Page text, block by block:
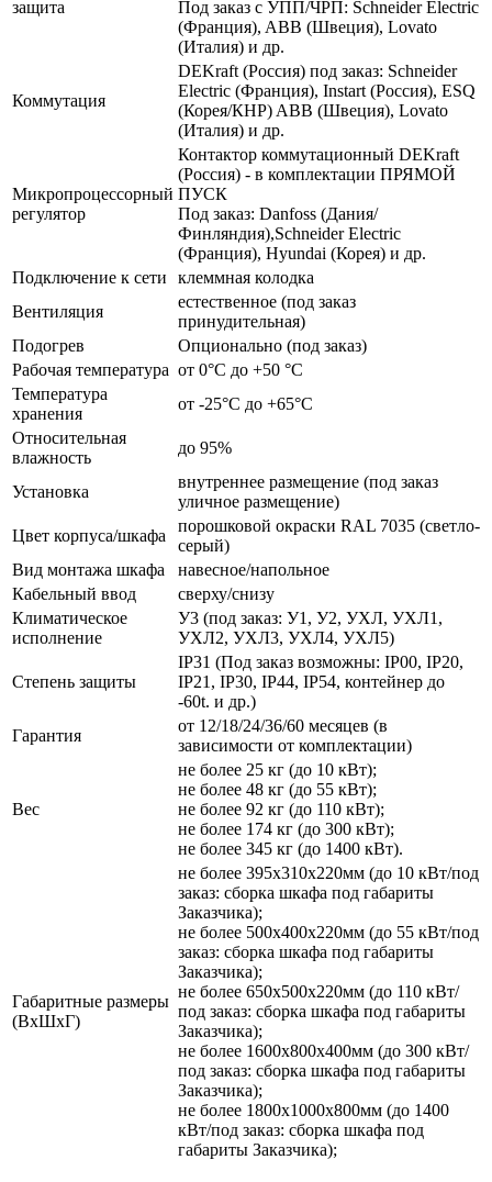
защита
Под заказ с УПП/ЧРП: Schneider Electric
(Франция), ABB (Швеция), Lovato
(Италия) и др.
Коммутация
DEKraft (Россия) под заказ: Schneider
Electric (Франция), Instart (Россия), ESQ
(Корея/КНР) ABB (Швеция), Lovato
(Италия) и др.
Микропроцессорный
регулятор
Контактор коммутационный DEKraft
(Россия) - в комплектации ПРЯМОЙ
ПУСК
Под заказ: Danfoss (Дания/
Финляндия),Schneider Electric
(Франция), Hyundai (Корея) и др.
Подключение к сети
клеммная колодка
Вентиляция
естественное (под заказ
принудительная)
Подогрев
Опционально (под заказ)
Рабочая температура от 0°C до +50 °C
Температура
хранения
от -25°C до +65°C
Относительная
влажность
до 95%
Установка
внутреннее размещение (под заказ
уличное размещение)
Цвет корпуса/шкафа
порошковой окраски RAL 7035 (светло-
серый)
Вид монтажа шкафа
навесное/напольное
Кабельный ввод
сверху/снизу
Климатическое
исполнение
У3 (под заказ: У1, У2, УХЛ, УХЛ1,
УХЛ2, УХЛ3, УХЛ4, УХЛ5)
Степень защиты
IP31 (Под заказ возможны: IP00, IP20,
IP21, IP30, IP44, IP54, контейнер до
-60t. и др.)
Гарантия
от 12/18/24/36/60 месяцев (в
зависимости от комплектации)
Вес
не более 25 кг (до 10 кВт);
не более 48 кг (до 55 кВт);
не более 92 кг (до 110 кВт);
не более 174 кг (до 300 кВт);
не более 345 кг (до 1400 кВт).
Габаритные размеры
(ВхШхГ)
не более 395х310х220мм (до 10 кВт/под
заказ: сборка шкафа под габариты
Заказчика);
не более 500х400х220мм (до 55 кВт/под
заказ: сборка шкафа под габариты
Заказчика);
не более 650х500х220мм (до 110 кВт/
под заказ: сборка шкафа под габариты
Заказчика);
не более 1600х800х400мм (до 300 кВт/
под заказ: сборка шкафа под габариты
Заказчика);
не более 1800х1000х800мм (до 1400
кВт/под заказ: сборка шкафа под
габариты Заказчика);